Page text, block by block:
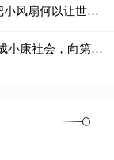
中国配资网网站 欧洲高温，“广货”爆单！这把小风扇何以让世界爱上“中国风”？
线上配资电话 伟大征程｜建党百年：全面建成小康社会，向第二个百年奋斗目标迈进（有声版）